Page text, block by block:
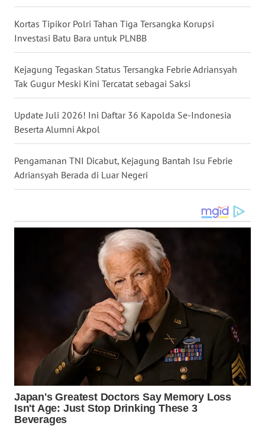
Kortas Tipikor Polri Tahan Tiga Tersangka Korupsi
Investasi Batu Bara untuk PLNBB
Kejagung Tegaskan Status Tersangka Febrie Adriansyah
Tak Gugur Meski Kini Tercatat sebagai Saksi
Update Juli 2026! Ini Daftar 36 Kapolda Se-Indonesia
Beserta Alumni Akpol
Pengamanan TNI Dicabut, Kejagung Bantah Isu Febrie
Adriansyah Berada di Luar Negeri
WN
WN
MALUKU
WN
MALUT
WN
DAIRI
WN
WN
TAPANULI
SELATAN
WN